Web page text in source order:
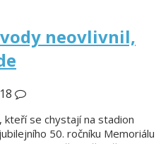
neovlivnil,
kteří se chystají na stadion
50. ročníku Memoriálu